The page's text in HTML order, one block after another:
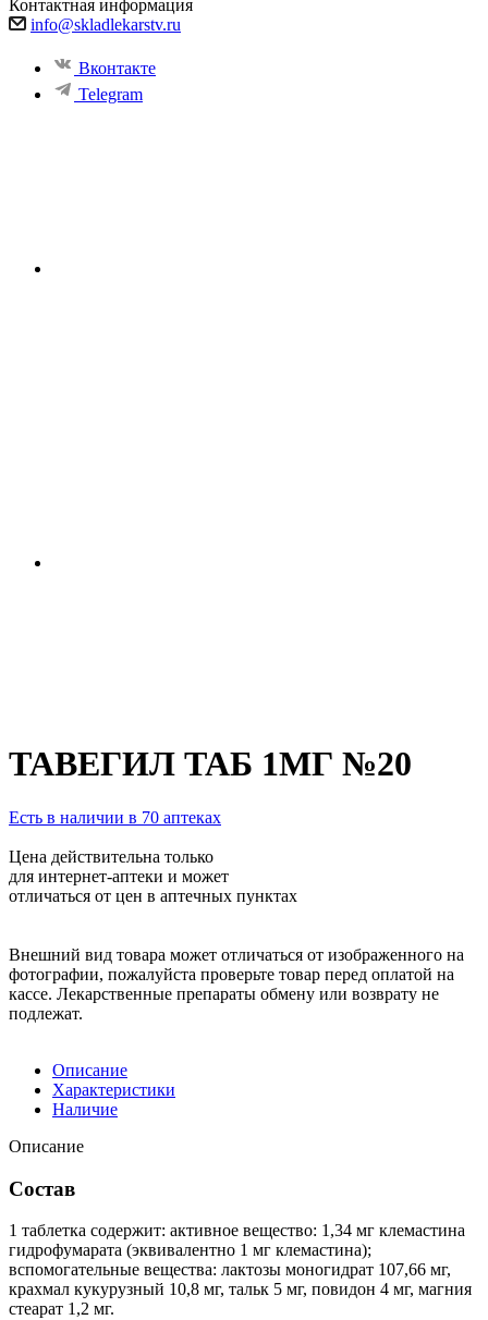
Контактная информация
info@skladlekarstv.ru
Вконтакте
Telegram
ТАВЕГИЛ ТАБ 1МГ №20
Есть в наличии в 70 аптеках
Цена действительна только
для интернет-аптеки и может
отличаться от цен в аптечных пунктах
Внешний вид товара может отличаться от изображенного на
фотографии, пожалуйста проверьте товар перед оплатой на
кассе. Лекарственные препараты обмену или возврату не
подлежат.
Описание
Характеристики
Наличие
Описание
Состав
1 таблетка содержит: активное вещество: 1,34 мг клемастина
гидрофумарата (эквивалентно 1 мг клемастина);
вспомогательные вещества: лактозы моногидрат 107,66 мг,
крахмал кукурузный 10,8 мг, тальк 5 мг, повидон 4 мг, магния
стеарат 1,2 мг.